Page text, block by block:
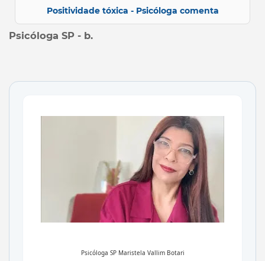
Positividade tóxica - Psicóloga comenta
Psicóloga SP - b.
Psicóloga SP Maristela Vallim Botari